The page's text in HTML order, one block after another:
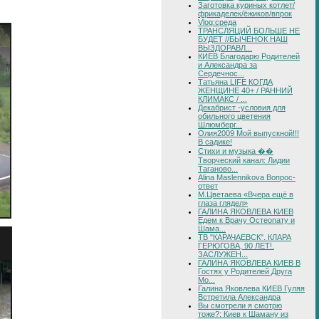
Заготовка куриных котлет/
фрикаделек/ёжиков/впрок
Vlog:среда
ТРАНСЛЯЦИЙ БОЛЬШЕ НЕ
БУДЕТ //БЫЧЕНОК НАШ
ВЫЗДОРАВЛ...
КИЕВ Благодарю Родителей
и Александра за
Сердечнос...
Татьяна LIFE КОГДА
ЖЕНЩИНЕ 40+ / РАННИЙ
КЛИМАКС / ...
Декабрист -условия для
обильного цветения
Шлюмберг...
Олия2009 Мой выпускной!!!
В садике!
Стихи и музыка ��
Творческий канал: Лидии
Таганово...
Alina Maslennikova Вопрос-
ответ
М.Цветаева «Вчера ещё в
глаза глядел»
ГАЛИНА ЯКОВЛЕВА КИЕВ
Едем к Врачу Остеопату и
Шама...
ТВ "КАРАЧАЕВСК". КЛАРА
ГЕРЮГОВА, 90 ЛЕТ!.
ЗАСЛУЖЕН...
ГАЛИНА ЯКОВЛЕВА КИЕВ В
Гостях у Родителей Друга
Мо...
Галина Яковлева КИЕВ Гуляя
Встретила Александра
Вы смотрели я смотрю
тоже?: Киев к Шаману из